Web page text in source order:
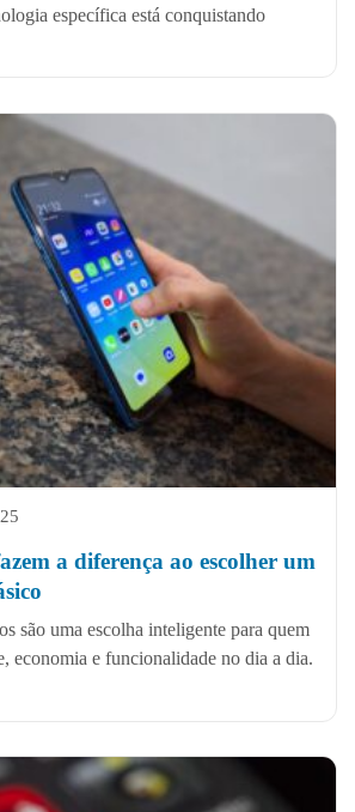
específica está conquistando
a diferença ao escolher um
são uma escolha inteligente para quem
economia e funcionalidade no dia a dia.